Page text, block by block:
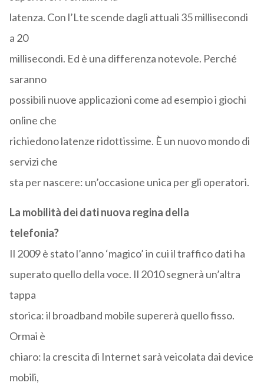
latenza. Con l’Lte scende dagli attuali 35 millisecondi
a 20
millisecondi. Ed è una differenza notevole. Perché
saranno
possibili nuove applicazioni come ad esempio i giochi
online che
richiedono latenze ridottissime. È un nuovo mondo di
servizi che
sta per nascere: un’occasione unica per gli operatori.
La mobilità dei dati nuova regina della
telefonia?
Il 2009 è stato l’anno ‘magico’ in cui il traffico dati ha
superato quello della voce. Il 2010 segnerà un’altra
tappa
storica: il broadband mobile supererà quello fisso.
Ormai è
chiaro: la crescita di Internet sarà veicolata dai device
mobili,